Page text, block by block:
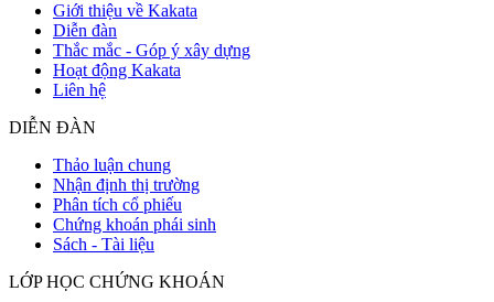
Giới thiệu về Kakata
Diễn đàn
Thắc mắc - Góp ý xây dựng
Hoạt động Kakata
Liên hệ
DIỄN ĐÀN
Thảo luận chung
Nhận định thị trường
Phân tích cổ phiếu
Chứng khoán phái sinh
Sách - Tài liệu
LỚP HỌC CHỨNG KHOÁN